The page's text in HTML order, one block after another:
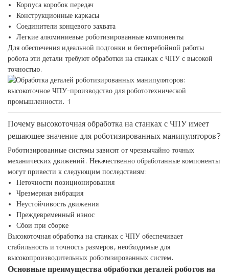
Корпуса коробок передач
Конструкционные каркасы
Соединители концевого захвата
Легкие алюминиевые роботизированные компоненты
Для обеспечения идеальной подгонки и бесперебойной работы
робота эти детали требуют обработки на станках с ЧПУ с высокой
точностью.
Почему высокоточная обработка на станках с ЧПУ имеет
решающее значение для роботизированных манипуляторов?
Роботизированные системы зависят от чрезвычайно точных
механических движений. Некачественно обработанные компоненты
могут привести к следующим последствиям:
Неточности позиционирования
Чрезмерная вибрация
Неустойчивость движения
Преждевременный износ
Сбои при сборке
Высокоточная обработка на станках с ЧПУ обеспечивает
стабильность и точность размеров, необходимые для
высокопроизводительных роботизированных систем.
Основные преимущества обработки деталей роботов на